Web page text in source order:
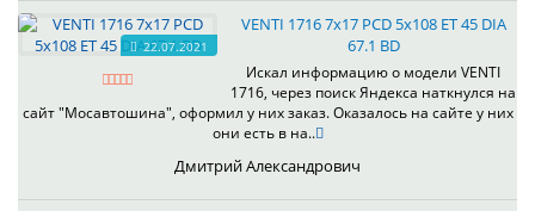
22.07.2021
VENTI 1716 7x17 PCD 5x108 ET 45 DIA
67.1 BD
Искал информацию о модели VENTI
1716, через поиск Яндекса наткнулся на
сайт "Мосавтошина", оформил у них заказ. Оказалось на сайте у них
они есть в на..
Дмитрий Александрович